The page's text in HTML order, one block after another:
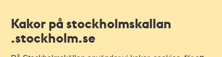
Kakor på stockholmskallan
.stockholm.se